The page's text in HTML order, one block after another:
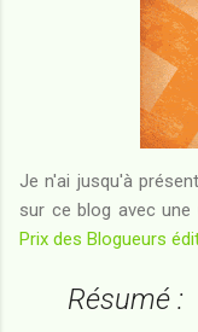
Je n'ai jusqu'à
sur ce blog avec
Prix des Blogueurs
Résumé :